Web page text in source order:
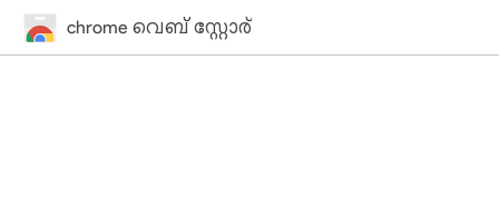
chrome വെബ് സ്റ്റോര്‍